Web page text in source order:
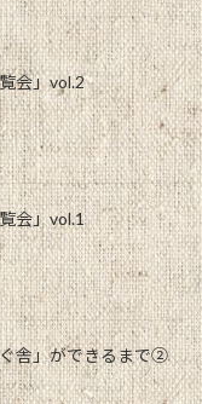
会」vol.2
会」vol.1
舎」ができるまで②